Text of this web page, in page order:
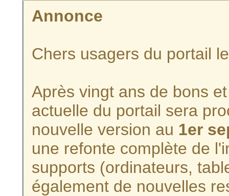
Annonce
Chers usagers du portail
Après vingt ans de bons
actuelle du portail sera
nouvelle version au 1er
une refonte complète de
supports (ordinateurs,
également de nouvelles